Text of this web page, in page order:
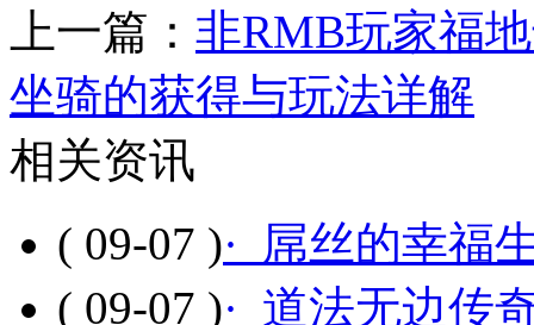
上一篇： 非RMB玩家福
坐骑的获得与玩法详解
相关资讯
( 09-07 )· 屌丝的幸福
( 09-07 )· 道法无边传